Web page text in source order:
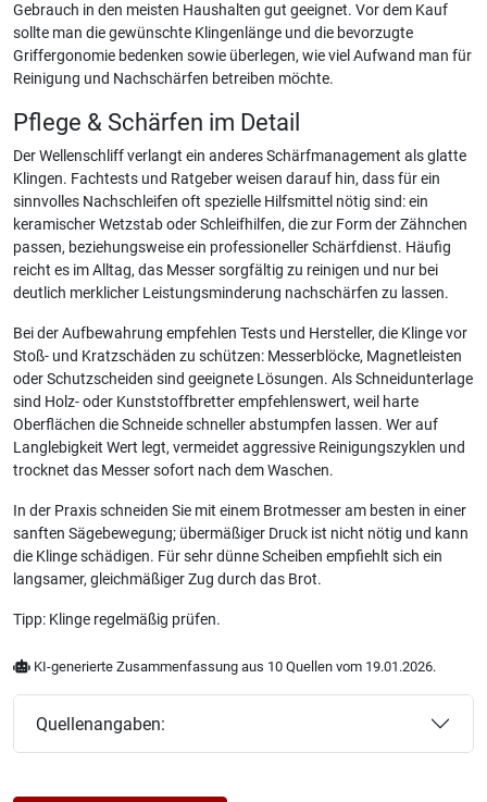
Gebrauch in den meisten Haushalten gut geeignet. Vor dem Kauf
sollte man die gewünschte Klingenlänge und die bevorzugte
Griffergonomie bedenken sowie überlegen, wie viel Aufwand man für
Reinigung und Nachschärfen betreiben möchte.
Pflege & Schärfen im Detail
Der Wellenschliff verlangt ein anderes Schärfmanagement als glatte
Klingen. Fachtests und Ratgeber weisen darauf hin, dass für ein
sinnvolles Nachschleifen oft spezielle Hilfsmittel nötig sind: ein
keramischer Wetzstab oder Schleifhilfen, die zur Form der Zähnchen
passen, beziehungsweise ein professioneller Schärfdienst. Häufig
reicht es im Alltag, das Messer sorgfältig zu reinigen und nur bei
deutlich merklicher Leistungsminderung nachschärfen zu lassen.
Bei der Aufbewahrung empfehlen Tests und Hersteller, die Klinge vor
Stoß- und Kratzschäden zu schützen: Messerblöcke, Magnetleisten
oder Schutzscheiden sind geeignete Lösungen. Als Schneidunterlage
sind Holz- oder Kunststoffbretter empfehlenswert, weil harte
Oberflächen die Schneide schneller abstumpfen lassen. Wer auf
Langlebigkeit Wert legt, vermeidet aggressive Reinigungszyklen und
trocknet das Messer sofort nach dem Waschen.
In der Praxis schneiden Sie mit einem Brotmesser am besten in einer
sanften Sägebewegung; übermäßiger Druck ist nicht nötig und kann
die Klinge schädigen. Für sehr dünne Scheiben empfiehlt sich ein
langsamer, gleichmäßiger Zug durch das Brot.
Tipp: Klinge regelmäßig prüfen.
KI-generierte Zusammenfassung aus 10 Quellen vom 19.01.2026.
Quellenangaben: